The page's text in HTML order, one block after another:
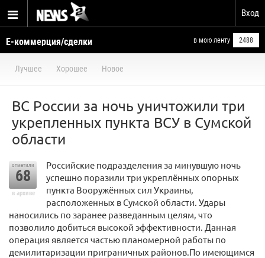
Вход
Е-коммерция/сделки в мою ленту 2488
Лучшее Хорошее Новое
ВС России за ночь уничтожили три
укрепленных пункта ВСУ в Сумской
области
отметили
68
в архиве
Российские подразделения за минувшую ночь
успешно поразили три укреплённых опорных
пункта Вооружённых сил Украины,
расположенных в Сумской области. Удары
наносились по заранее разведанным целям, что
позволило добиться высокой эффективности. Данная
операция является частью планомерной работы по
демилитаризации приграничных районов.По имеющимся